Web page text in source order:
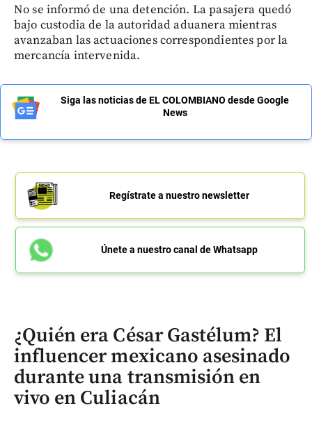
No se informó de una detención. La pasajera quedó
bajo custodia de la autoridad aduanera mientras
avanzaban las actuaciones correspondientes por la
mercancía intervenida.
Siga las noticias de EL COLOMBIANO desde Google
News
Regístrate a nuestro newsletter
Únete a nuestro canal de Whatsapp
¿Quién era César Gastélum? El
influencer mexicano asesinado
durante una transmisión en
vivo en Culiacán